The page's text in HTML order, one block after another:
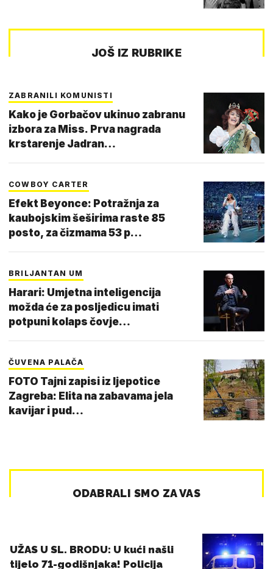
JOŠ IZ RUBRIKE
ZABRANILI KOMUNISTI
Kako je Gorbačov ukinuo zabranu
izbora za Miss. Prva nagrada
krstarenje Jadran…
COWBOY CARTER
Efekt Beyonce: Potražnja za
kaubojskim šeširima raste 85
posto, za čizmama 53 p…
BRILJANTAN UM
Harari: Umjetna inteligencija
možda će za posljedicu imati
potpuni kolaps čovje…
ČUVENA PALAČA
FOTO Tajni zapisi iz ljepotice
Zagreba: Elita na zabavama jela
kavijar i pud…